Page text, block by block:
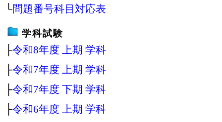
└問題番号科目対応表
学科試験
├令和8年度 上期 学科
├令和7年度 上期 学科
├令和7年度 下期 学科
├令和6年度 上期 学科